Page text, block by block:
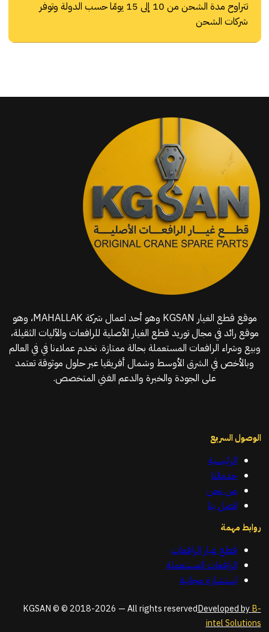
تتراوح مدة الشحن من 10 إلى 15 يومًا حسب الدولة وتوفر
شركات الشحن
موقع قطع الغيار KGSAN وهو أحد اعمال شركة MAHALLAK، وهو
موقع رائد في مجال توريد قطع الغيار الأصلية للرافعات والآليات الثقيلة،
وبيع وشراء الرافعات المستعملة بحالة ممتازة. نخدم عملاءنا في في العالم
وبالأخص في الشرق الأوسط وشمال أفريقيا عبر حلول موثوقة تعتمد
على الجودة والخبرة والدعم الفني المتخصص.
الوصول السريع
الرئيسية
خدماتنا
من نحن
اتصل بنا
روابط مهمة
قطع غيار الرافعات
الرافعات المستعملة
استشارة مجانية
KGSAN © © 2018-2026 — All rights reservedDeveloped byB-
intel Solutions